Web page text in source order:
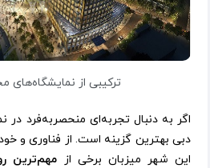
ترکیبی از نمایشگاه‌های
اگر به دنبال تجربه‌ای منحصربه‌فرد در
دبی بهترین گزینه است. از فناوری و
این شهر میزبان برخی از مهم‌ترین